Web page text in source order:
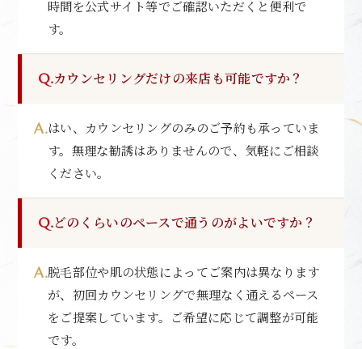
時間を公式サイト等でご確認いただくと便利で
す。
カウンセリングだけの来店も可能ですか？
はい、カウンセリングのみのご予約も承っていま
す。無理な勧誘はありませんので、気軽にご相談
ください。
どのくらいのペースで通うのがよいですか？
脱毛部位や肌の状態によってご案内は異なります
が、初回カウンセリングで無理なく通えるペース
をご提案しています。ご希望に応じて調整が可能
です。